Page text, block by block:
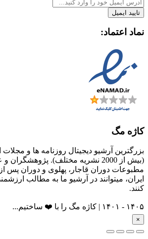
تایید ایمیل
نماد اعتماد:
کاژه مگ
بزرگترین آرشیو دیجیتال روزنامه ها و مجلات
(بیش از 2000 نشریه مختلف).
مطبوعات دوران قاجار، پهلوی و دوران پس
ایران، میتوانند در آرشیو ما به مطالب
کنند.
۱۴۰۵ - ۱۴۰۱ | کاژه مگ را با ❤️ ساختیم...
×